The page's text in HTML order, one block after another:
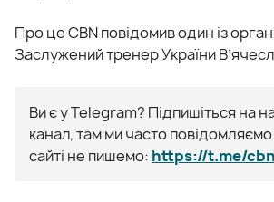
Про це СВN повідомив один із
Заслужений тренер України
Ви є у Telegram? Підпишіться на
канал, там ми часто
сайті не пишемо: https://t.me/